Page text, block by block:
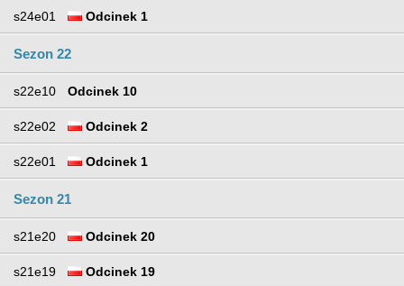
s24e01 Odcinek 1
Sezon 22
s22e10 Odcinek 10
s22e02 Odcinek 2
s22e01 Odcinek 1
Sezon 21
s21e20 Odcinek 20
s21e19 Odcinek 19